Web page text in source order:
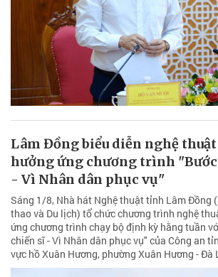
Lâm Đồng biểu diễn nghệ
hưởng ứng chương trình
- Vì Nhân dân phục vụ"
Sáng 1/8, Nhà hát Nghệ thuật tỉnh Lâm Đồng
thao và Du lịch) tổ chức chương trình nghệ
ứng chương trình chạy bộ định kỳ hằng tuần
chiến sĩ - Vì Nhân dân phục vụ" của Công an
vực hồ Xuân Hương, phường Xuân Hương - Đà